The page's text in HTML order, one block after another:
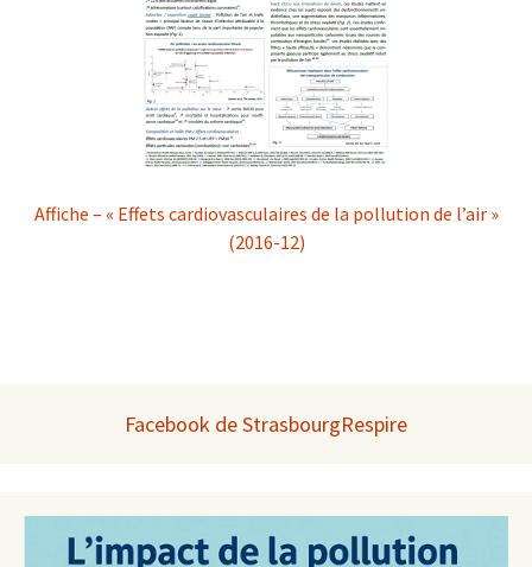
Affiche – « Effets cardiovasculaires de la pollution de l’air »
(2016-12)
Facebook de StrasbourgRespire